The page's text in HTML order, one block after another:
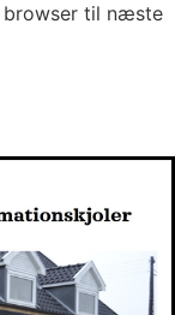
browser til næste